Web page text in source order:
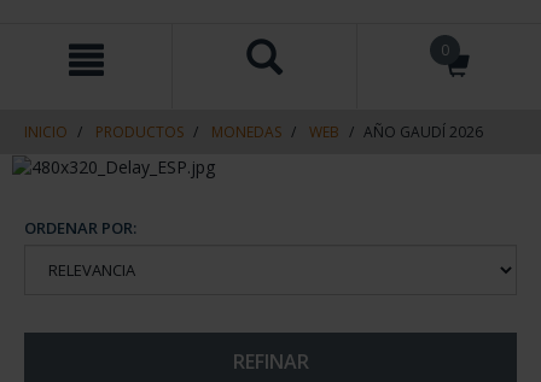
contenido
navegacin
0
INICIO PRODUCTOS MONEDAS WEB AÑO GAUDÍ 2026
ORDENAR POR:
REFINAR